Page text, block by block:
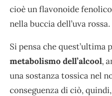
cioè un flavonoide
nella buccia dell’uva rossa.
Si pensa che quest’ultima
metabolismo dell’alcool,
una sostanza tossica nel
conseguenza di ciò,